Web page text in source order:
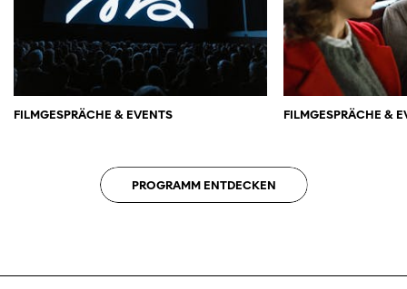
PROGRAMM ENTDECKEN
FILMGESPRÄCHE & EVENTS FILMGESPRÄCHE &